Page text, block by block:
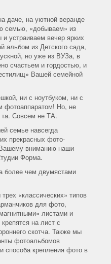
даче, на уютной веранде
семью, «добываем» из
устраиваем вечер ярких
альбом из Детского сада,
но уже из ВУЗа, в
счастьем и гордостью, и
Вашей семейной
ни с ноутбуком, ни с
Но, не
Совсем не ТА.
семье навсегда
прекрасных фото-
вниманию наши
Форма.
более чем двумястами
«классических» типов
для фото,
листами и
на лист с
скотча. Также мы
фотоальбомов
способа крепления фото в